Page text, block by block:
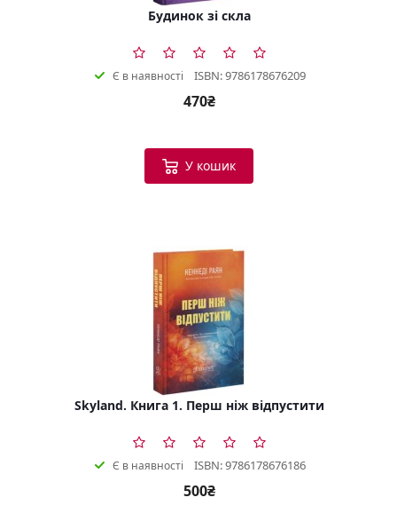
Будинок зі скла
Є в наявності ISBN: 9786178676209
470₴
У кошик
Skyland. Книга 1. Перш ніж відпустити
Є в наявності ISBN: 9786178676186
500₴